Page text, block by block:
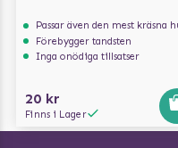
Passar även den mest kräsna
Förebygger tandsten
Inga onödiga tillsatser
20 kr
Finns i Lager